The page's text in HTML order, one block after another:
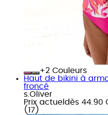
+
Couleurs
Haut de bikini à
froncé
s.Oliver
Prix actuel dès 44.90
( 17 )